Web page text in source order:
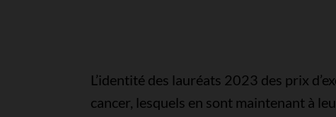
L’identité des lauréats 2023 des prix
cancer, lesquels en sont maintenant à